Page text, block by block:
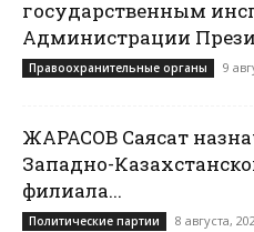
государственным
Администрации
Правоохранительные органы 9
ЖАРАСОВ Саясат
Западно-
филиала...
Политические партии 8 августа,